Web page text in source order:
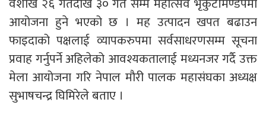
आयोजना हुने भएको छ । मह उत्पादन खपत बढाउन
फाइदाको पक्षलाई व्यापकरुपमा सर्वसाधरणसम्म सूचना
प्रवाह गर्नुपर्ने अहिलेको आवश्यकतालाई मध्यनजर गर्दै उक्त
मेला आयोजना गरि नेपाल माैरी पालक महासंघका अध्यक्ष
सुभाषचन्द्र घिमिरेले बताए ।